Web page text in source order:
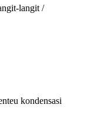
langit /
kondensasi